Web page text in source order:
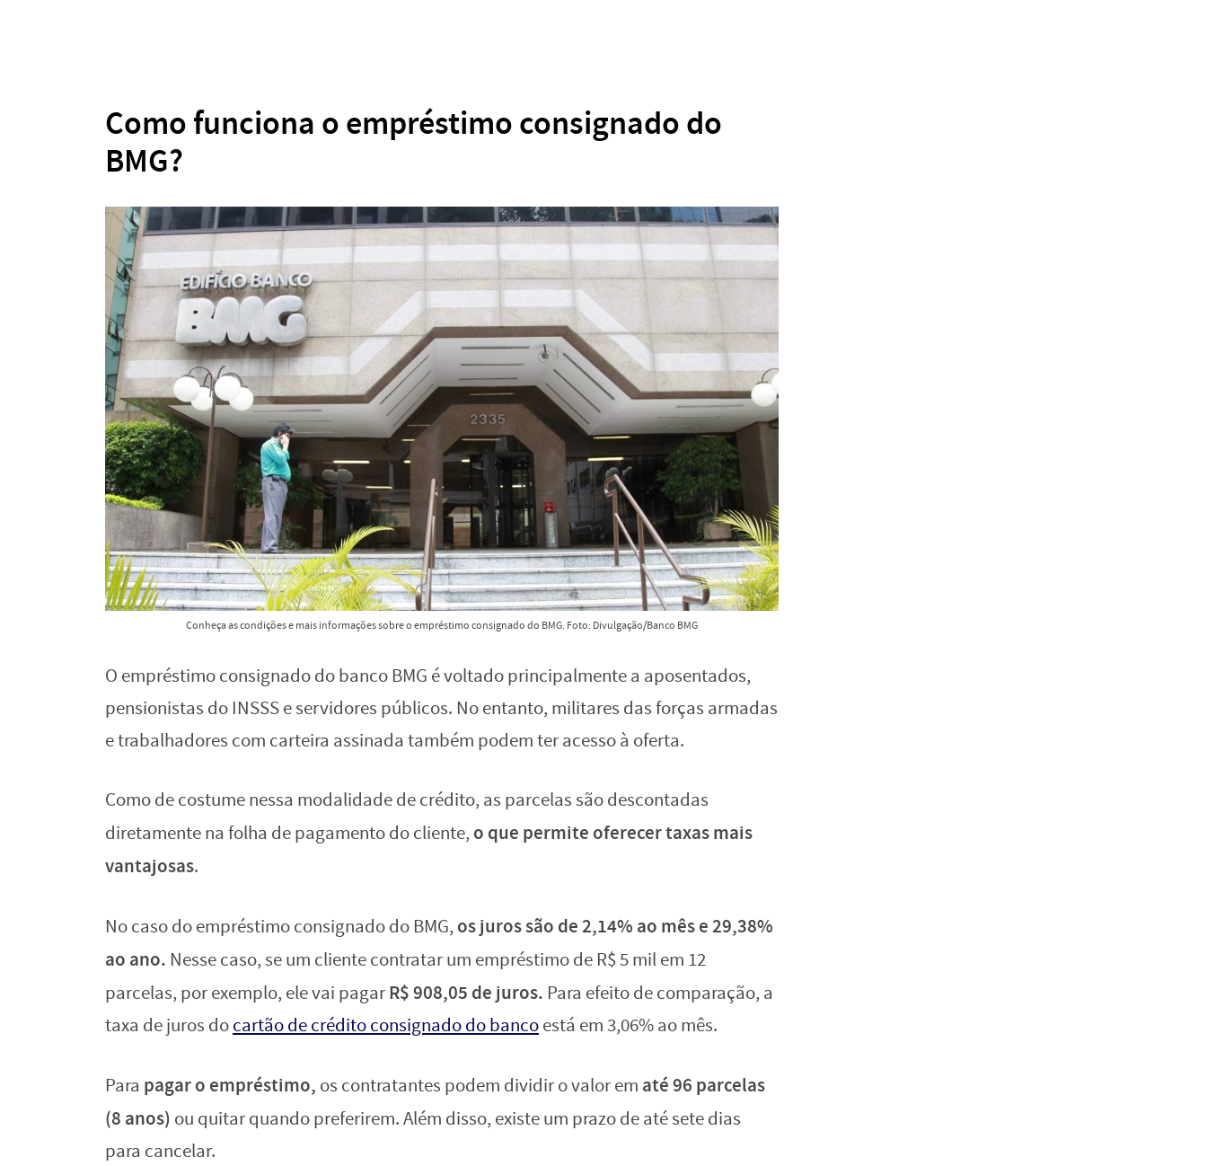
Como funciona o empréstimo consignado do
BMG?
Conheça as condições e mais informações sobre o empréstimo consignado do BMG. Foto: Divulgação/Banco BMG
O empréstimo consignado do banco BMG é voltado principalmente a aposentados,
pensionistas do INSSS e servidores públicos. No entanto, militares das forças armadas
e trabalhadores com carteira assinada também podem ter acesso à oferta.
Como de costume nessa modalidade de crédito, as parcelas são descontadas
diretamente na folha de pagamento do cliente, o que permite oferecer taxas mais
vantajosas.
No caso do empréstimo consignado do BMG, os juros são de 2,14% ao mês e 29,38%
ao ano. Nesse caso, se um cliente contratar um empréstimo de R$ 5 mil em 12
parcelas, por exemplo, ele vai pagarR$ 908,05 de juros. Para efeito de comparação, a
taxa de juros docartão de crédito consignado do bancoestá em 3,06% ao mês.
Para pagar o empréstimo, os contratantes podem dividir o valor em até 96 parcelas
(8 anos) ou quitar quando preferirem. Além disso, existe um prazo de até sete dias
para cancelar.